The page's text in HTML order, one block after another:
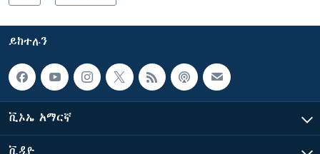
ይከተሉን
ቪኦኤ አማርኛ
ቪዲዮ